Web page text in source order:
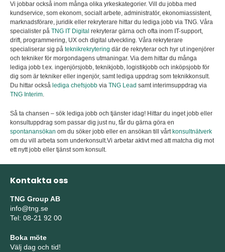
Vi jobbar också inom många olika yrkeskategorier. Vill du jobba med
kundservice, som ekonom, socialt arbete, administratör, ekonomiassistent,
marknadsförare, juridik eller rekryterare hittar du lediga jobb via TNG. Våra
specialister på TNG IT Digital rekryterar gärna och ofta inom IT-support,
drift, programmering, UX och digital utveckling. Våra rekryterare
specialiserar sig på teknikrekrytering där de rekryterar och hyr ut ingenjörer
och tekniker för morgondagens utmaningar. Via dem hittar du många
lediga jobb t.ex. ingenjörsjobb, teknikjobb, logistikjobb och inköpsjobb för
dig som är tekniker eller ingenjör, samt lediga uppdrag som teknikkonsult.
Du hittar också lediga chefsjobb via TNG Lead samt interimsuppdrag via
TNG Interim.
Så ta chansen – sök lediga jobb och tjänster idag! Hittar du inget jobb eller
konsultuppdrag som passar dig just nu, får du gärna göra en
spontanansökan om du söker jobb eller en ansökan till vårt konsultnätverk
om du vill arbeta som underkonsult.Vi arbetar aktivt med att matcha dig mot
ett nytt jobb eller tjänst som konsult.
Kontakta oss
TNG Group AB
info@tng.se
Tel: 08-21 92 00
Boka möte
Välj dag och tid!